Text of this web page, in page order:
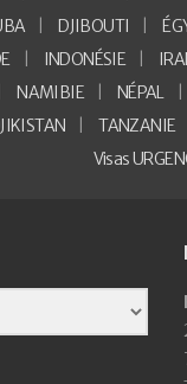
DJIBOUTI
INDONÉSIE
NAMIBIE NÉPAL
TANZANIE
Visas